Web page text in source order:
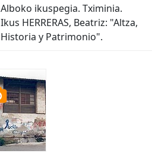
Alboko ikuspegia. Tximinia.
Ikus HERRERAS, Beatriz: "Altza,
Historia y Patrimonio".